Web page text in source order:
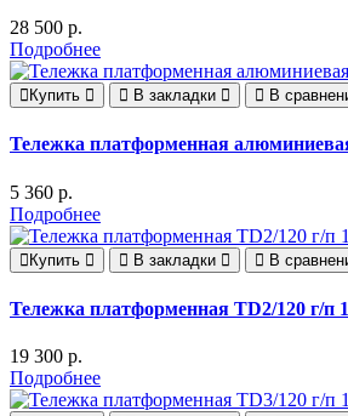
28 500 р.
Подробнее
Купить В закладки В
Тележка платформенная
5 360 р.
Подробнее
Купить В закладки В
Тележка платформенная ТD2/120 г/п
19 300 р.
Подробнее